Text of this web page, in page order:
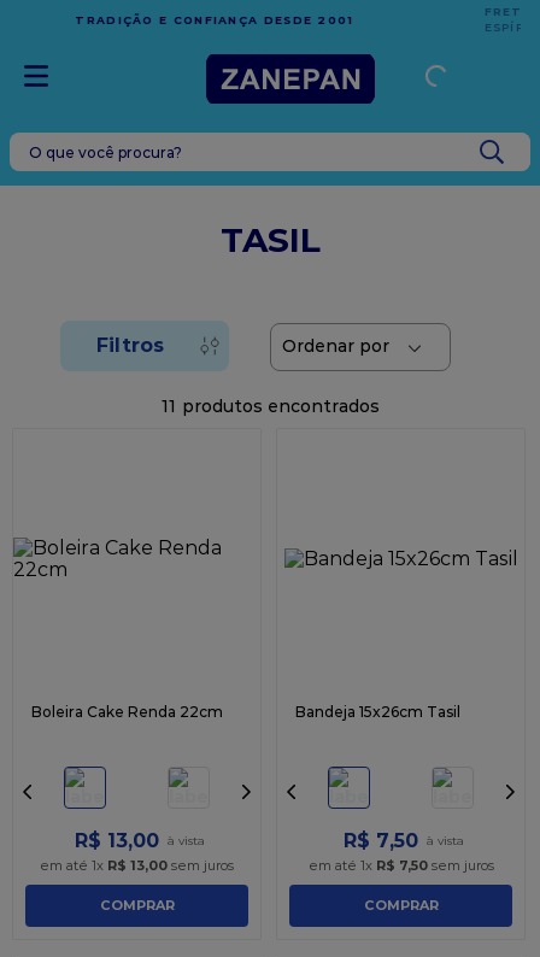
FRETE GRÁTIS
ESPÍRITO SANTO
O que você procura?
TASIL
11
Boleira Cake Renda 22cm
R$ 13,00
em até 1x R$ 13,00 sem juros
COMPRAR
Bandeja 15x26cm Tasil
R$ 7,50
em até 1x R$ 7,50sem juros
COMPRAR
TERMOS MAIS BUSCADOS
vela
bala
9º
caixa kraft